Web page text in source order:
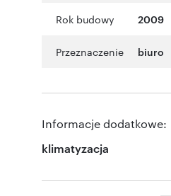
Rok budowy 2009
Przeznaczenie biuro
Informacje dodatkowe:
klimatyzacja